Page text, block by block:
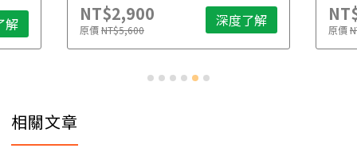
解 NT$2,900
原價NT$5,600 深度了解 原價
相關文章